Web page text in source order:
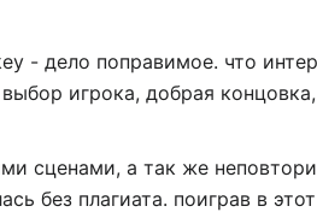
- дело поправимое. что
игрока, добрая
сценами, а так же
без плагиата. поиграв в